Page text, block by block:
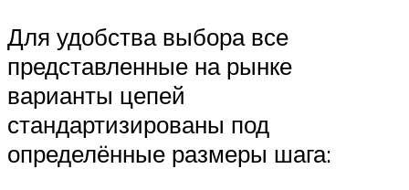
Для удобства выбора все
представленные на рынке
варианты цепей
стандартизированы под
определённые размеры шага: